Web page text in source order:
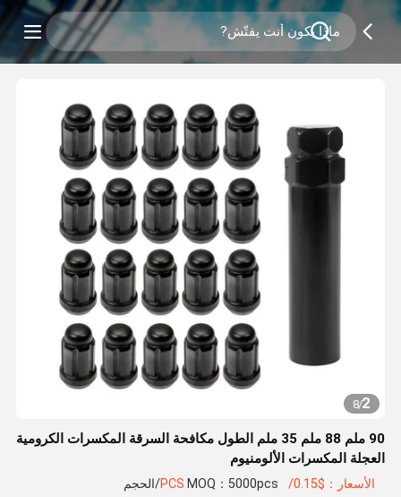
2
/
8
90 ملم 88 ملم 35 ملم الطول مكافحة السرقة المكسرات الكرومية
العجلة المكسرات الألومنيوم
الأسعار：$0.15/PCS MOQ：5000pcs/الحجم